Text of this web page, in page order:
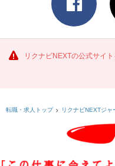
リクナビNEXTの公式サイ
転職・求人トップ リクナビNEXTジャ